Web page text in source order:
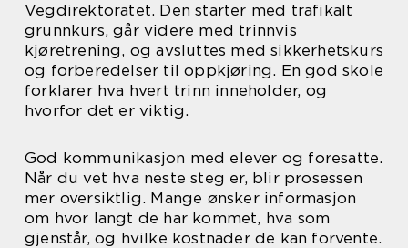
Vegdirektoratet. Den starter med trafikalt
grunnkurs, går videre med trinnvis
kjøretrening, og avsluttes med sikkerhetskurs
og forberedelser til oppkjøring. En god skole
forklarer hva hvert trinn inneholder, og
hvorfor det er viktig.
God kommunikasjon med elever og foresatte.
Når du vet hva neste steg er, blir prosessen
mer oversiktlig. Mange ønsker informasjon
om hvor langt de har kommet, hva som
gjenstår, og hvilke kostnader de kan forvente.